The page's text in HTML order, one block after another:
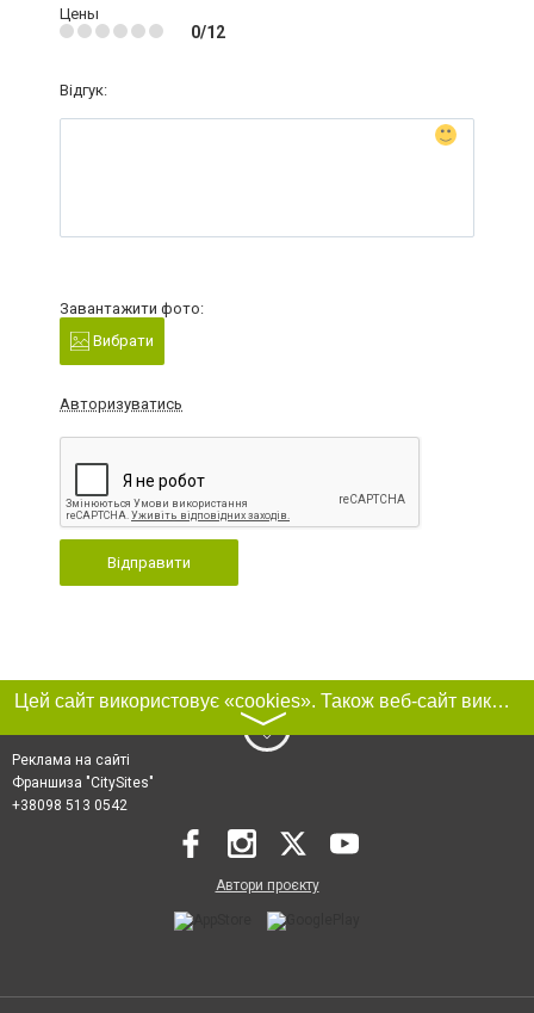
Цены
0/12
Відгук:
Завантажити фото:
Вибрати
Авторизуватись
Відправити
Цей сайт використовує «cookies». Також веб-сайт використовує інтернет-сервіс для збору технічних даних стосовно відвідувачів з метою отримання маркетингової та статистичної інформації. Умови обробки даних відвідувачів сайту див.
〉
Реклама на сайті
Франшиза "CitySites"
+38098 513 0542
Автори проєкту